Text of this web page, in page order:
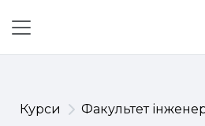
Курси Факультет